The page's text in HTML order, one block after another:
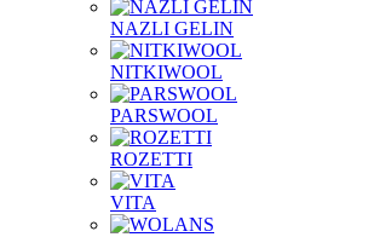
NAZLI GELIN
NITKIWOOL
PARSWOOL
ROZETTI
VITA